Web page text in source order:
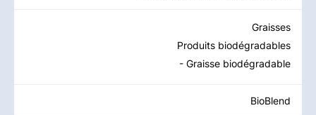
Graisses
Produits biodégradables
- Graisse biodégradable
BioBlend